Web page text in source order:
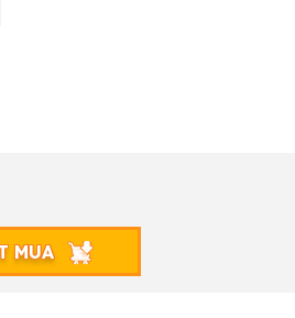
MUA